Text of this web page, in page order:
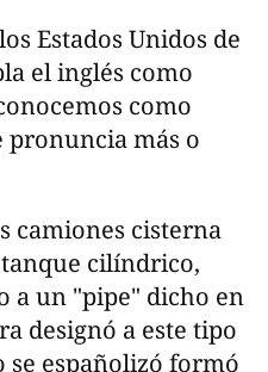
Estados Unidos de
el inglés como
como
pronuncia más o
camiones cisterna
cilíndrico,
a un "pipe" dicho en
designó a este tipo
se españolizó formó